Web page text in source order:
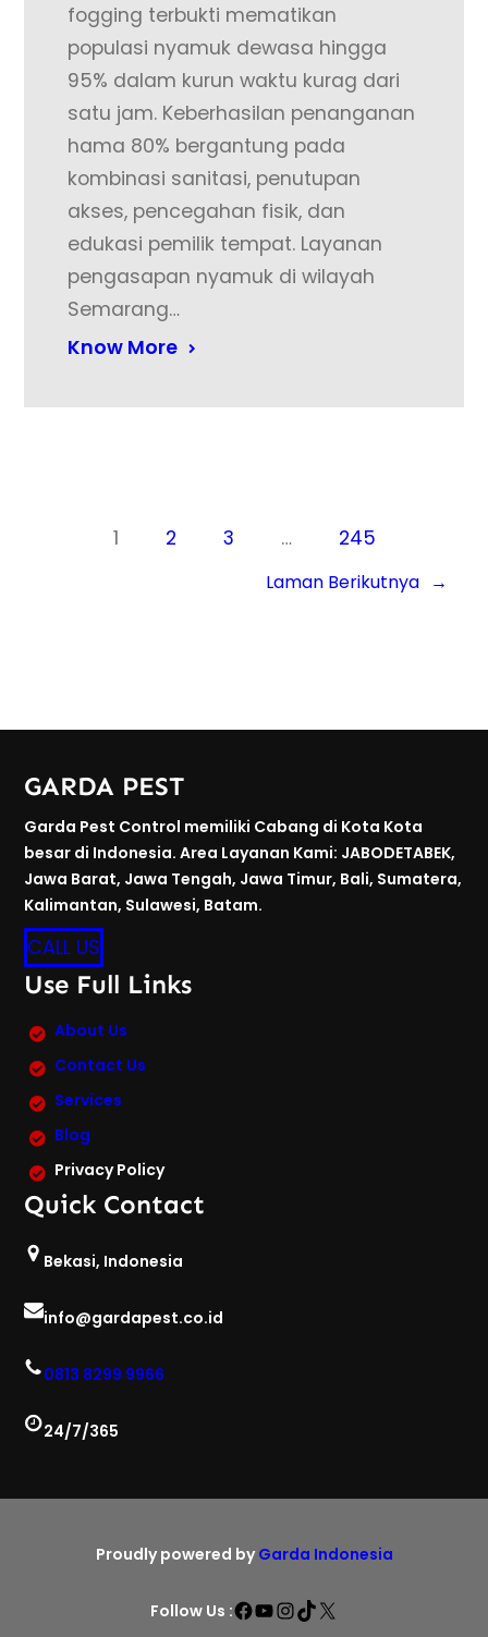
fogging terbukti mematikan
populasi nyamuk dewasa hingga
95% dalam kurun waktu kurag dari
satu jam. Keberhasilan penanganan
hama 80% bergantung pada
kombinasi sanitasi, penutupan
akses, pencegahan fisik, dan
edukasi pemilik tempat. Layanan
pengasapan nyamuk di wilayah
Semarang…
Know More
1 2 3 … 245
Laman Berikutnya →
GARDA PEST
Garda Pest Control memiliki Cabang di Kota Kota
besar di Indonesia. Area Layanan Kami: JABODETABEK,
Jawa Barat, Jawa Tengah, Jawa Timur, Bali, Sumatera,
Kalimantan, Sulawesi, Batam.
CALL US
Use Full Links
About Us
Contact Us
Services
Blog
Privacy Policy
Quick Contact
Bekasi, Indonesia
info@gardapest.co.id
0813 8299 9966
24/7/365
Proudly powered by Garda Indonesia
Follow Us :Facebook
YouTube
Instagram
TikTok
X